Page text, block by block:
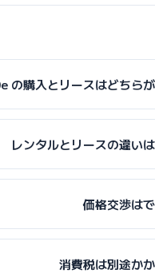
の購入とリースはどちら
レンタルとリースの違い
価格交渉は
消費税は別途か